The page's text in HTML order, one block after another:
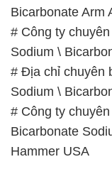
Bicarbonate Arm
# Công ty
Sodium \
# Địa chỉ chuyên
Sodium \
# Công ty
Bicarbonate
Hammer USA